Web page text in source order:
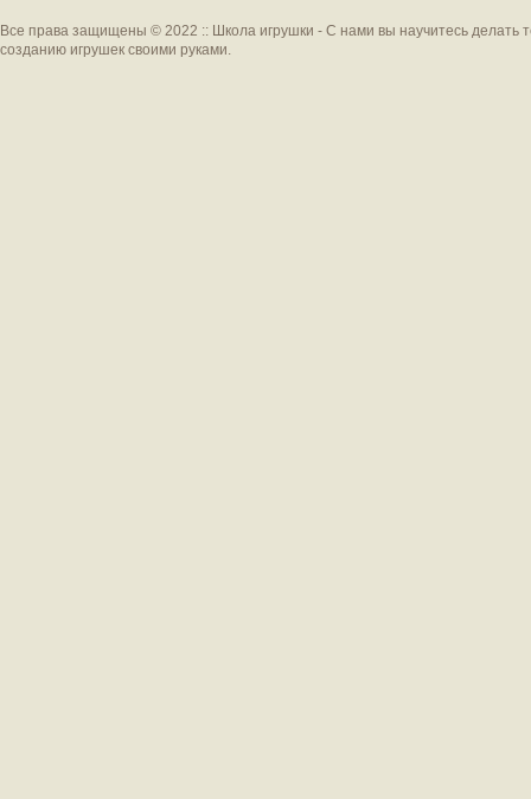
Все права защищены © 2022 :: Школа игрушки - С нами вы научитесь делать
созданию игрушек своими руками.